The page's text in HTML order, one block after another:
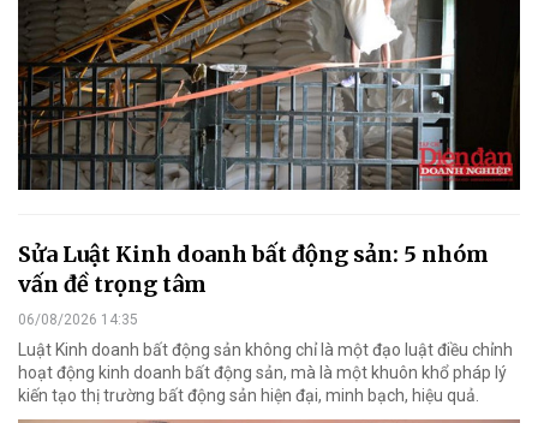
Sửa Luật Kinh doanh bất động sản: 5 nhóm
vấn đề trọng tâm
06/08/2026 14:35
Luật Kinh doanh bất động sản không chỉ là một đạo luật điều chỉnh
hoạt động kinh doanh bất động sản, mà là một khuôn khổ pháp lý
kiến tạo thị trường bất động sản hiện đại, minh bạch, hiệu quả.